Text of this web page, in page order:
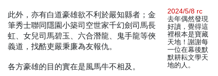
此外，亦有白道豪雄欲不利於嚴知縣者；金
筆秀士聯同隱園小築司空世家千幻劍司馬長
虹、女兒司馬碧玉、六合潛龍、鬼手龍等俠
義道，找酷吏嚴秉廉為友報仇。
各方豪雄的目的實在是風馬牛不相及。
2024/5/8 rc
去年偶然發現
好讀，覺得這
裡根本是寶藏
天地！謝謝每
一位在幕後默
默耕耘文學天
地的人。